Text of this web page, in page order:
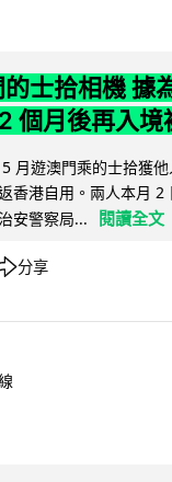
士拾相機 據
個月後再入境
月遊澳門乘的士拾獲
香港自用。兩人本月 2
安警察局...
閱讀全文
分享